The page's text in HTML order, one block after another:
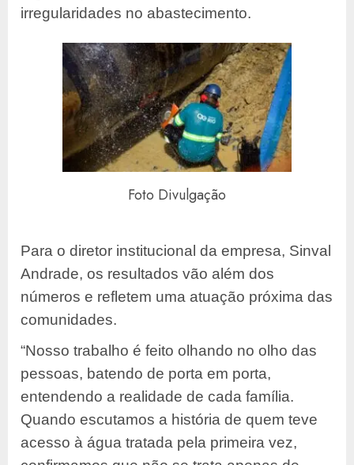
irregularidades no abastecimento.
Foto Divulgação
Para o diretor institucional da empresa, Sinval
Andrade, os resultados vão além dos
números e refletem uma atuação próxima das
comunidades.
“Nosso trabalho é feito olhando no olho das
pessoas, batendo de porta em porta,
entendendo a realidade de cada família.
Quando escutamos a história de quem teve
acesso à água tratada pela primeira vez,